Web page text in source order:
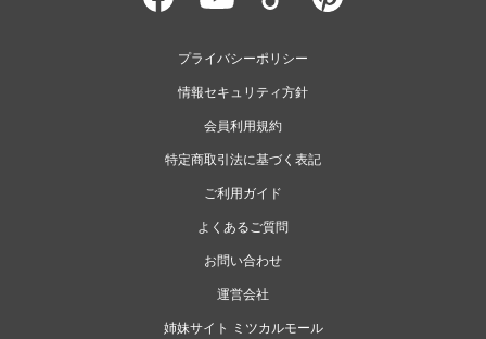
プライバシーポリシー
情報セキュリティ方針
会員利用規約
特定商取引法に基づく表記
ご利用ガイド
よくあるご質問
お問い合わせ
運営会社
姉妹サイト ミツカルモール